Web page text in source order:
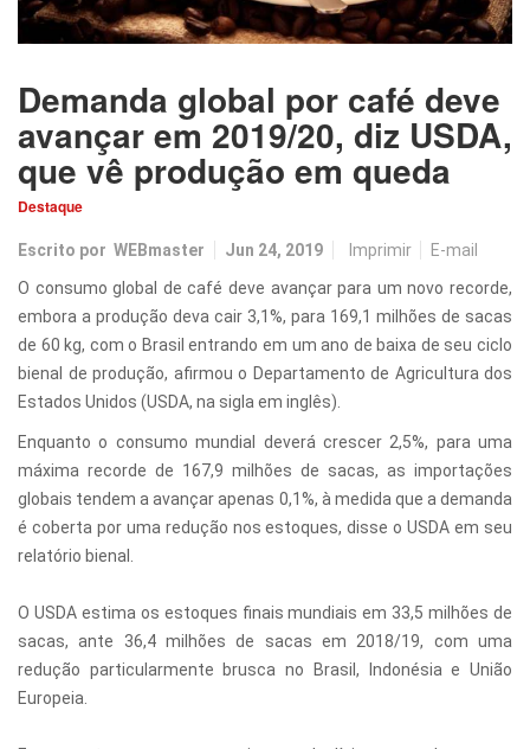
Demanda global por café deve
avançar em 2019/20, diz USDA,
que vê produção em queda
Destaque
Escrito por WEBmaster Jun 24, 2019 Imprimir E-mail
O consumo global de café deve avançar para um novo recorde,
embora a produção deva cair 3,1%, para 169,1 milhões de sacas
de 60 kg, com o Brasil entrando em um ano de baixa de seu ciclo
bienal de produção, afirmou o Departamento de Agricultura dos
Estados Unidos (USDA, na sigla em inglês).
Enquanto o consumo mundial deverá crescer 2,5%, para uma
máxima recorde de 167,9 milhões de sacas, as importações
globais tendem a avançar apenas 0,1%, à medida que a demanda
é coberta por uma redução nos estoques, disse o USDA em seu
relatório bienal.
O USDA estima os estoques finais mundiais em 33,5 milhões de
sacas, ante 36,4 milhões de sacas em 2018/19, com uma
redução particularmente brusca no Brasil, Indonésia e União
Europeia.